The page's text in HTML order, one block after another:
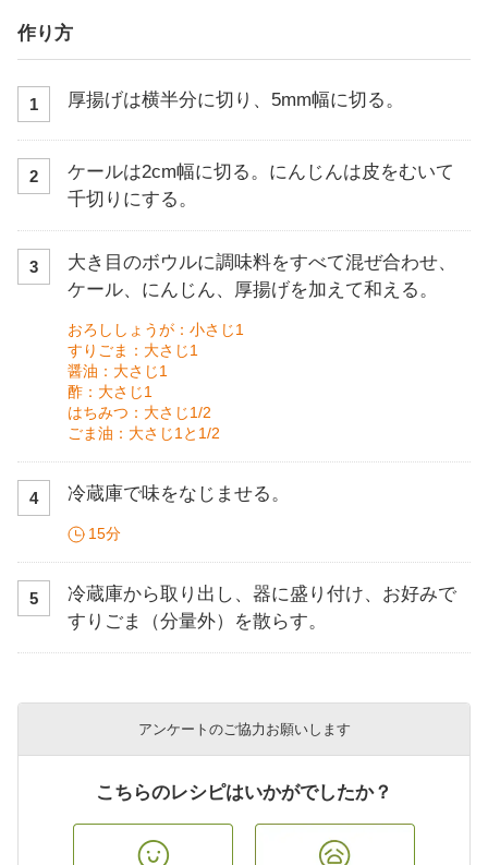
作り方
1 厚揚げは横半分に切り、5mm幅に切る。
2
ケールは2cm幅に切る。にんじんは皮をむいて
千切りにする。
3
大き目のボウルに調味料をすべて混ぜ合わせ、
ケール、にんじん、厚揚げを加えて和える。
おろししょうが：小さじ1
すりごま：大さじ1
醤油：大さじ1
酢：大さじ1
はちみつ：大さじ1/2
ごま油：大さじ1と1/2
4 冷蔵庫で味をなじませる。
15分
5
冷蔵庫から取り出し、器に盛り付け、お好みで
すりごま（分量外）を散らす。
アンケートのご協力お願いします
こちらのレシピはいかがでしたか？